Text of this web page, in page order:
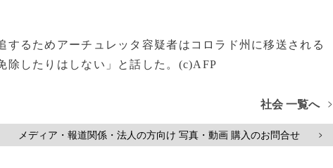
るためアーチュレッタ容疑者はコロラド州に移送される
除したりはしない」と話した。(c)AFP
社会 一覧へ >
メディア・報道関係・法人の方向け 写真・動画 購入のお問合せ >